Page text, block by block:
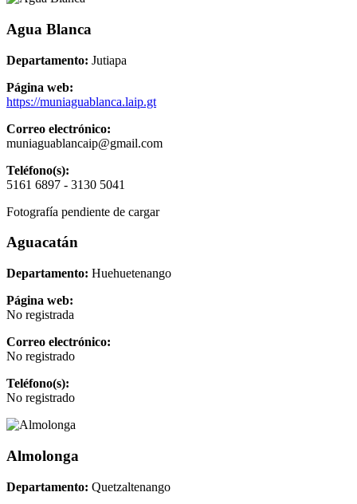
Agua Blanca
Departamento: Jutiapa
Página web:
https://muniaguablanca.laip.gt
Correo electrónico:
muniaguablancaip@gmail.com
Teléfono(s):
5161 6897 - 3130 5041
Fotografía pendiente de cargar
Aguacatán
Departamento: Huehuetenango
Página web:
No registrada
Correo electrónico:
No registrado
Teléfono(s):
No registrado
Almolonga
Departamento: Quetzaltenango